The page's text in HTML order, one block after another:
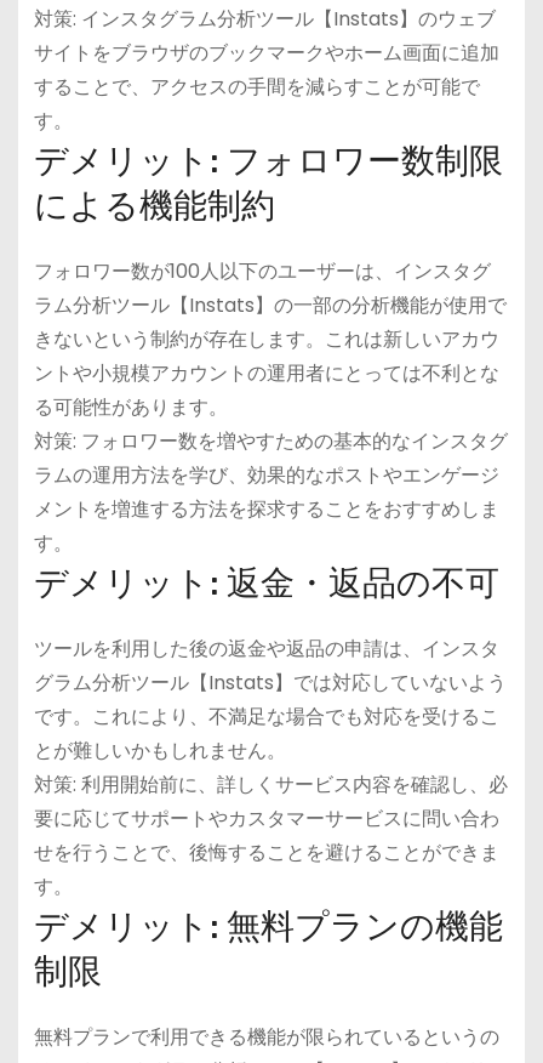
対策: インスタグラム分析ツール【Instats】のウェブ
サイトをブラウザのブックマークやホーム画面に追加
することで、アクセスの手間を減らすことが可能で
す。
デメリット: フォロワー数制限
による機能制約
フォロワー数が100人以下のユーザーは、インスタグ
ラム分析ツール【Instats】の一部の分析機能が使用で
きないという制約が存在します。これは新しいアカウ
ントや小規模アカウントの運用者にとっては不利とな
る可能性があります。
対策: フォロワー数を増やすための基本的なインスタグ
ラムの運用方法を学び、効果的なポストやエンゲージ
メントを増進する方法を探求することをおすすめしま
す。
デメリット: 返金・返品の不可
ツールを利用した後の返金や返品の申請は、インスタ
グラム分析ツール【Instats】では対応していないよう
です。これにより、不満足な場合でも対応を受けるこ
とが難しいかもしれません。
対策: 利用開始前に、詳しくサービス内容を確認し、必
要に応じてサポートやカスタマーサービスに問い合わ
せを行うことで、後悔することを避けることができま
す。
デメリット: 無料プランの機能
制限
無料プランで利用できる機能が限られているというの